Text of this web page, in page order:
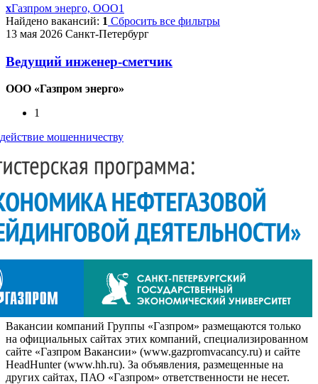
xГазпром энерго, ООО1
Найдено вакансий: 1 Сбросить все фильтры
13 мая 2026 Санкт-Петербург
Ведущий инженер-сметчик
ООО «Газпром энерго»
1
мошенничеству
Вакансии компаний Группы «Газпром» размещаются только
на официальных сайтах этих компаний, специализированном
сайте «Газпром Вакансии» (www.gazpromvacancy.ru) и сайте
HeadHunter (www.hh.ru). За объявления, размещенные на
других сайтах, ПАО «Газпром» ответственности не несет.